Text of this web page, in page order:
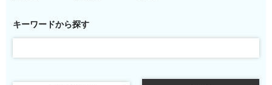
キーワードから探す